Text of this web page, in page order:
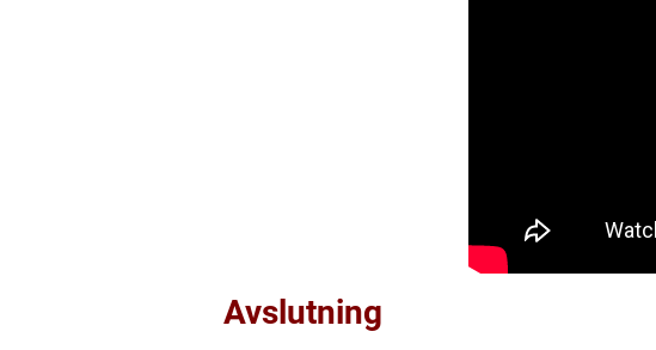
Avslutning